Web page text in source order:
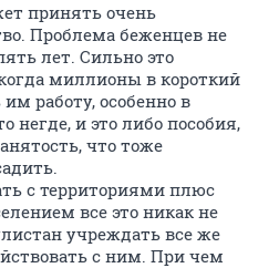
принять очень
Проблема беженцев не
лет. Сильно это
миллионы в короткий
работу, особенно в
негде, и это либо пособия,
что тоже
с территориями плюс
все это никак не
учреждать все же
с ним. При чем